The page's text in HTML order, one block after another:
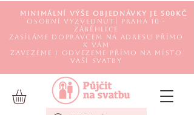
Minimální výše objednávky je 500Kč
Osobní vyzvednutí Praha 10 -
Záběhlice
Zasíláme DOPRAVCEM na adresu přímo
k Vám
Zavezeme i odvezeme přímo na místo
Vaší svatby